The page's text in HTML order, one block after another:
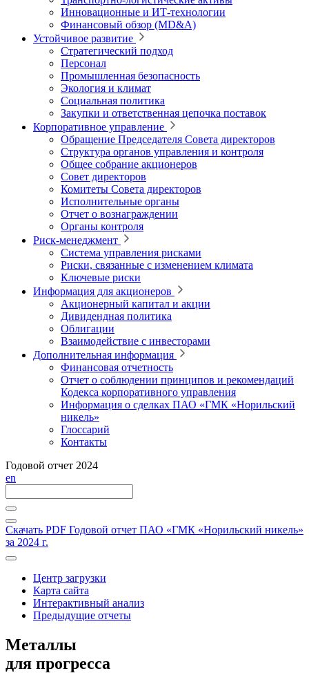
Инновационные и ИТ‑технологии
Финансовый обзор (MD&A)
Устойчивое развитие
Стратегический подход
Персонал
Промышленная безопасность
Экология и климат
Социальная политика
Закупки и ответственная цепочка поставок
Корпоративное управление
Обращение Председателя Совета директоров
Структура органов управления и контроля
Общее собрание акционеров
Совет директоров
Комитеты Совета директоров
Исполнительные органы
Отчет о вознаграждении
Органы контроля
Риск-менеджмент
Система управления рисками
Риски, связанные с изменением климата
Ключевые риски
Информация для акционеров
Акционерный капитал и акции
Дивидендная политика
Облигации
Взаимодействие с инвесторами
Дополнительная информация
Финансовая отчетность
Отчет о соблюдении принципов и рекомендаций
Кодекса корпоративного управления
Информация о сделках ПАО «ГМК «Норильский
никель»
Глоссарий
Контакты
Годовой отчет 2024
en
Скачать PDF Годовой отчет ПАО «ГМК «Норильский никель»
за 2024 г.
Центр загрузки
Карта сайта
Интерактивный анализ
Предыдущие отчеты
Металлы
для прогресса